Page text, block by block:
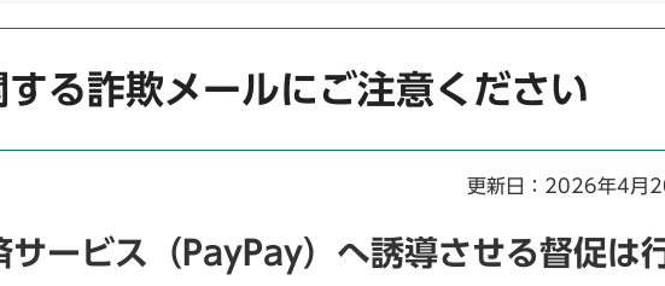
る詐欺メールにご注意ください
更新日：2026年4月
サービス（PayPay）へ誘導させる督促は